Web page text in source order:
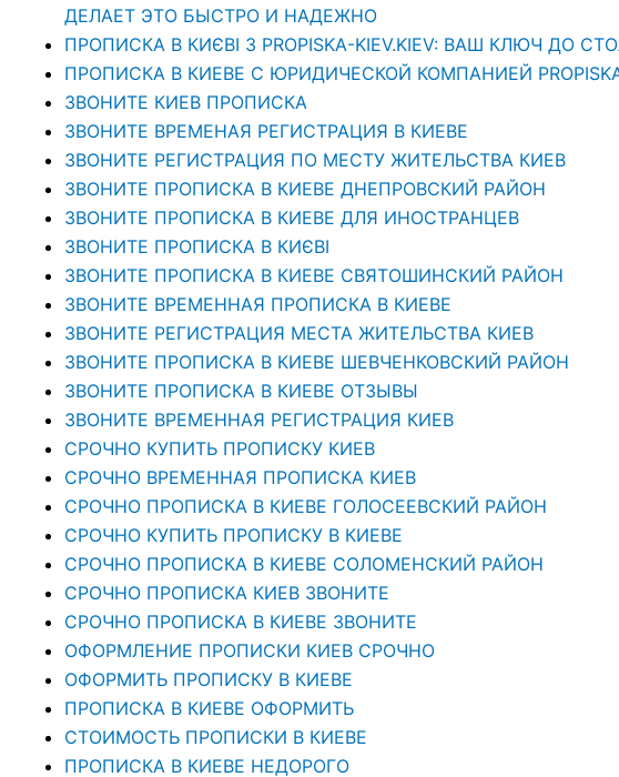
ДЕЛАЕТ ЭТО БЫСТРО И НАДЕЖНО
ПРОПИСКА В КИЄВІ З PROPISKA-KIEV.KIEV: ВАШ КЛЮЧ
ПРОПИСКА В КИЕВЕ С ЮРИДИЧЕСКОЙ КОМПАНИЕЙ
ЗВОНИТЕ КИЕВ ПРОПИСКА
ЗВОНИТЕ ВРЕМЕНАЯ РЕГИСТРАЦИЯ В КИЕВЕ
ЗВОНИТЕ РЕГИСТРАЦИЯ ПО МЕСТУ ЖИТЕЛЬСТВА КИЕВ
ЗВОНИТЕ ПРОПИСКА В КИЕВЕ ДНЕПРОВСКИЙ РАЙОН
ЗВОНИТЕ ПРОПИСКА В КИЕВЕ ДЛЯ ИНОСТРАНЦЕВ
ЗВОНИТЕ ПРОПИСКА В КИЄВІ
ЗВОНИТЕ ПРОПИСКА В КИЕВЕ СВЯТОШИНСКИЙ РАЙОН
ЗВОНИТЕ ВРЕМЕННАЯ ПРОПИСКА В КИЕВЕ
ЗВОНИТЕ РЕГИСТРАЦИЯ МЕСТА ЖИТЕЛЬСТВА КИЕВ
ЗВОНИТЕ ПРОПИСКА В КИЕВЕ ШЕВЧЕНКОВСКИЙ РАЙОН
ЗВОНИТЕ ПРОПИСКА В КИЕВЕ ОТЗЫВЫ
ЗВОНИТЕ ВРЕМЕННАЯ РЕГИСТРАЦИЯ КИЕВ
СРОЧНО КУПИТЬ ПРОПИСКУ КИЕВ
СРОЧНО ВРЕМЕННАЯ ПРОПИСКА КИЕВ
СРОЧНО ПРОПИСКА В КИЕВЕ ГОЛОСЕЕВСКИЙ РАЙОН
СРОЧНО КУПИТЬ ПРОПИСКУ В КИЕВЕ
CРОЧНО ПРОПИСКА В КИЕВЕ СОЛОМЕНСКИЙ РАЙОН
СРОЧНО ПРОПИСКА КИЕВ ЗВОНИТЕ
СРОЧНО ПРОПИСКА В КИЕВЕ ЗВОНИТЕ
ОФОРМЛЕНИЕ ПРОПИСКИ КИЕВ СРОЧНО
ОФОРМИТЬ ПРОПИСКУ В КИЕВЕ
ПРОПИСКА В КИЕВЕ ОФОРМИТЬ
СТОИМОСТЬ ПРОПИСКИ В КИЕВЕ
ПРОПИСКА В КИЕВЕ НЕДОРОГО